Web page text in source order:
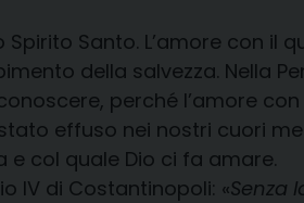
Santo. L’amore con il
della salvezza. Nella
perché l’amore
effuso nei nostri cuori
e col quale Dio ci fa amare.
IV di Costantinopoli: «Senza